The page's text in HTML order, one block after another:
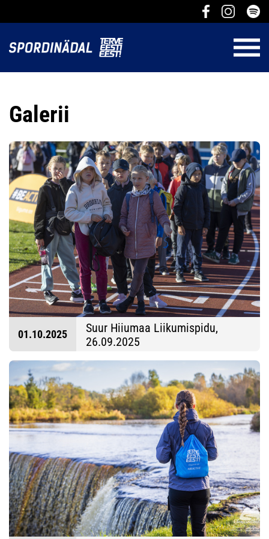
Galerii
01.10.2025
Suur Hiiumaa Liikumispidu,
26.09.2025